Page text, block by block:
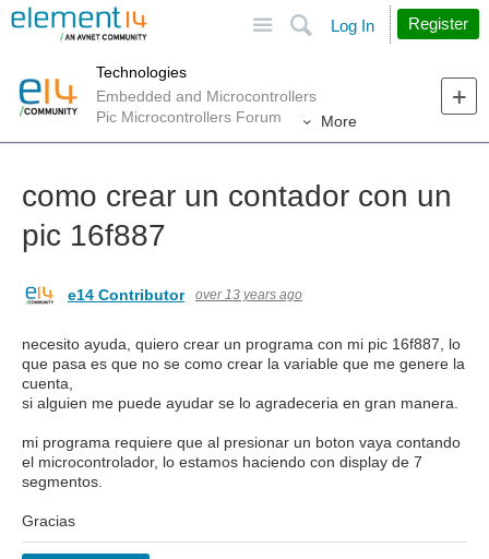
Search
Log In Register
Technologies
Embedded and Microcontrollers
Pic Microcontrollers Forum
More
como crear un contador con un
pic 16f887
e14 Contributor over 13 years ago
necesito ayuda, quiero crear un programa con mi pic 16f887, lo
que pasa es que no se como crear la variable que me genere la
cuenta,
si alguien me puede ayudar se lo agradeceria en gran manera.
mi programa requiere que al presionar un boton vaya contando
el microcontrolador, lo estamos haciendo con display de 7
segmentos.
Gracias